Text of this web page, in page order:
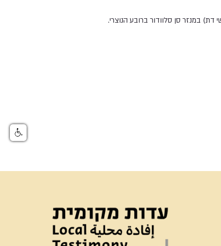
במנזר סן סלוודור ברובע הנוצרי.